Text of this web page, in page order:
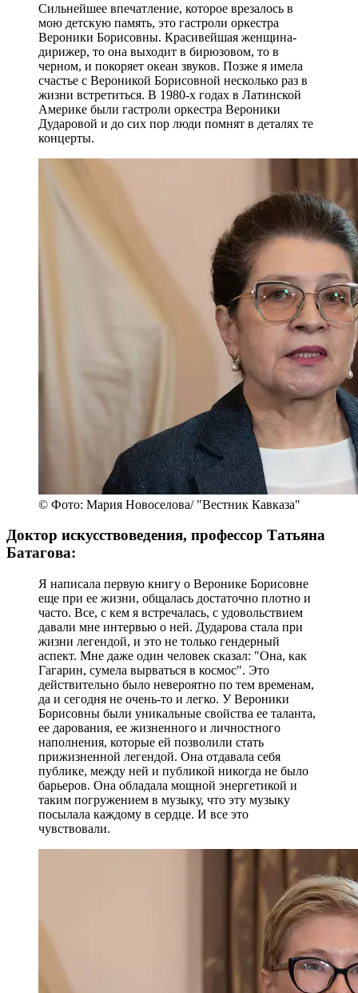
Сильнейшее впечатление, которое врезалось в
мою детскую память, это гастроли оркестра
Вероники Борисовны. Красивейшая женщина-
дирижер, то она выходит в бирюзовом, то в
черном, и покоряет океан звуков. Позже я имела
счастье с Вероникой Борисовной несколько раз в
жизни встретиться. В 1980-х годах в Латинской
Америке были гастроли оркестра Вероники
Дударовой и до сих пор люди помнят в деталях те
концерты.
© Фото: Мария Новоселова/ "Вестник Кавказа"
Доктор искусствоведения, профессор Татьяна
Батагова:
Я написала первую книгу о Веронике Борисовне
еще при ее жизни, общалась достаточно плотно и
часто. Все, с кем я встречалась, с удовольствием
давали мне интервью о ней. Дударова стала при
жизни легендой, и это не только гендерный
аспект. Мне даже один человек сказал: "Она, как
Гагарин, сумела вырваться в космос". Это
действительно было невероятно по тем временам,
да и сегодня не очень-то и легко. У Вероники
Борисовны были уникальные свойства ее таланта,
ее дарования, ее жизненного и личностного
наполнения, которые ей позволили стать
прижизненной легендой. Она отдавала себя
публике, между ней и публикой никогда не было
барьеров. Она обладала мощной энергетикой и
таким погружением в музыку, что эту музыку
посылала каждому в сердце. И все это
чувствовали.